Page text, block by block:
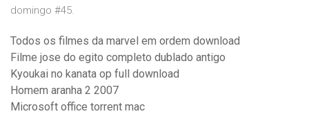
domingo #45.
Todos os filmes da marvel em ordem download
Filme jose do egito completo dublado antigo
Kyoukai no kanata op full download
Homem aranha 2 2007
Microsoft office torrent mac